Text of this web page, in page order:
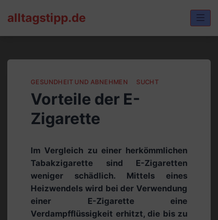
alltagstipp.de
GESUNDHEIT UND ABNEHMEN SUCHT
Vorteile der E-
Zigarette
Im Vergleich zu einer herkömmlichen
Tabakzigarette sind E-Zigaretten
weniger schädlich. Mittels eines
Heizwendels wird bei der Verwendung
einer E-Zigarette eine
Verdampfflüssigkeit erhitzt, die bis zu